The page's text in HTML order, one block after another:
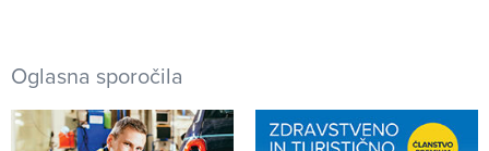
Oglasna sporočila